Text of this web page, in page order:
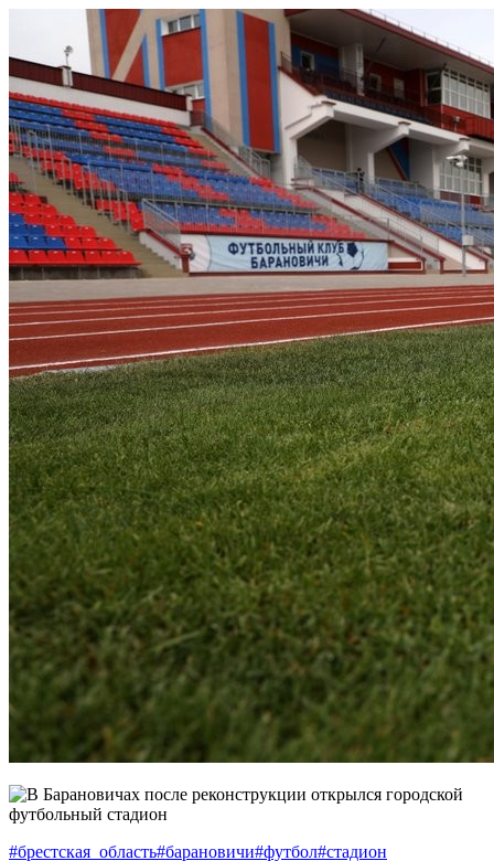
#брестская_область#барановичи#футбол#стадион